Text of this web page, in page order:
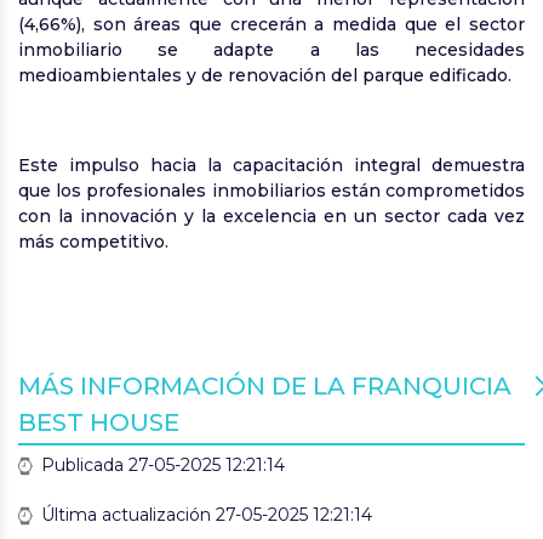
(4,66%), son áreas que crecerán a medida que el sector
inmobiliario se adapte a las necesidades
medioambientales y de renovación del parque edificado.
Este impulso hacia la capacitación integral demuestra
que los profesionales inmobiliarios están comprometidos
con la innovación y la excelencia en un sector cada vez
más competitivo.
MÁS INFORMACIÓN DE LA FRANQUICIA
BEST HOUSE
Publicada 27-05-2025 12:21:14
Última actualización 27-05-2025 12:21:14